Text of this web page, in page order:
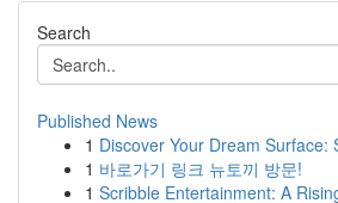
Search
Published News
1 Discover Your Dream Surface:
1 바로가기 링크 뉴토끼 방문!
1 Scribble Entertainment: A